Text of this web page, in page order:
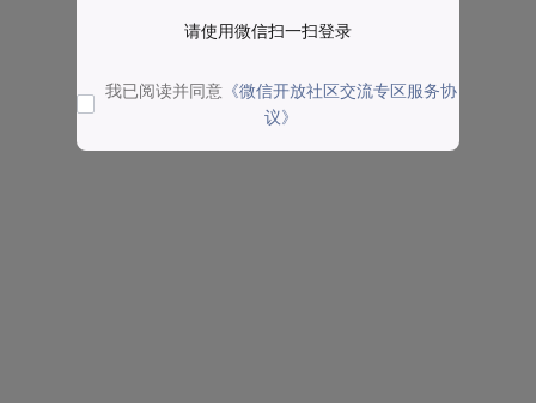
请使用微信扫一扫登录
我已阅读并同意 《微信开放社区交流专区服务协
议》